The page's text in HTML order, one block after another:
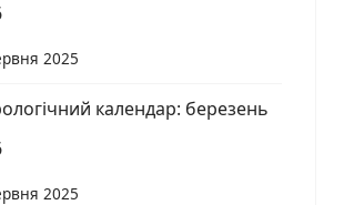
2025
календар: березень
2025